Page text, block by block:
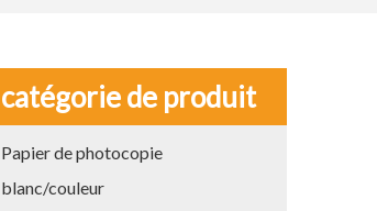
catégorie de produit
Papier de photocopie
blanc/couleur